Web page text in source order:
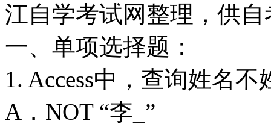
江自学考试网整理，供
一、单项选择题：
1. Access中，查询姓名
A．NOT “李_”